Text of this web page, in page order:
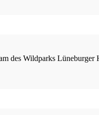
des Wildparks Lüneburger